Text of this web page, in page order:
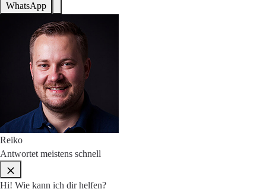
WhatsApp
Reiko
Antwortet meistens schnell
Hi! Wie kann ich dir helfen?